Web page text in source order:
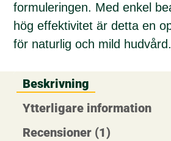
formuleringen. Med enkel
hög effektivitet är detta en
för naturlig och mild hudvård.
Beskrivning
Ytterligare information
Recensioner (1)